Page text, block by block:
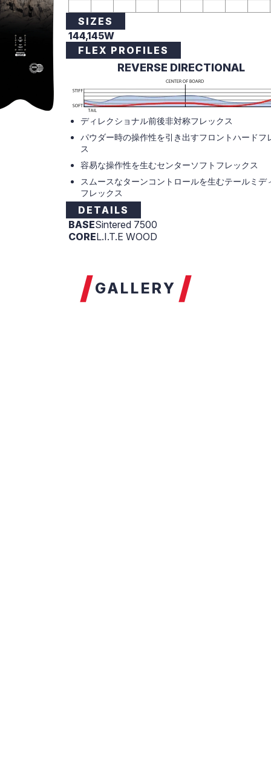
SIZES
144,145W
FLEX PROFILES
REVERSE DIRECTIONAL
ディレクショナル前後非対称フレックス
パウダー時の操作性を引き出すフロントハードフ
ス
容易な操作性を生むセンターソフトフレックス
スムースなターンコントロールを生むテールミデ
フレックス
DETAILS
BASESintered 7500
COREL.I.T.E WOOD
GALLERY